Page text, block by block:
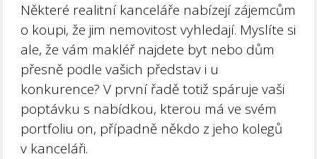
Některé realitní kanceláře nabízejí zájemcům
o koupi, že jim nemovitost vyhledají. Myslíte si
ale, že vám makléř najdete byt nebo dům
přesně podle vašich představ i u
konkurence? V první řadě totiž spáruje vaši
poptávku s nabídkou, kterou má ve svém
portfoliu on, případně někdo z jeho kolegů
v kanceláři.